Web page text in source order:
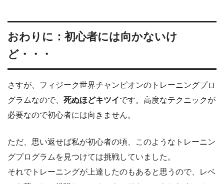
おわりに：初心者には向かないけ
ど・・・
さすが、フィジーク世界チャンピオンのトレーニングプロ
グラムなので、 死ぬほどキツイです。高度なテクニックが
必要なので初心者には向きません。
ただ、思い返せば私が初心者の頃、このようなトレーニン
グプログラムを見つけては挑戦していました。
それでトレーニングが上達したのもあると思うので、レベ